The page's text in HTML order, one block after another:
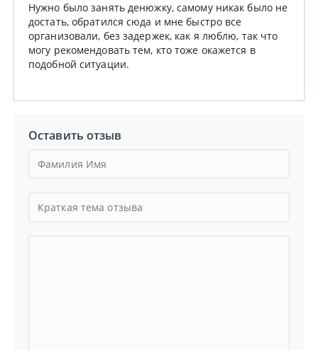
Нужно было занять денюжку, самому никак было не
достать, обратился сюда и мне быстро все
организовали, без задержек, как я люблю, так что
могу рекомендовать тем, кто тоже окажется в
подобной ситуации.
Оставить отзыв